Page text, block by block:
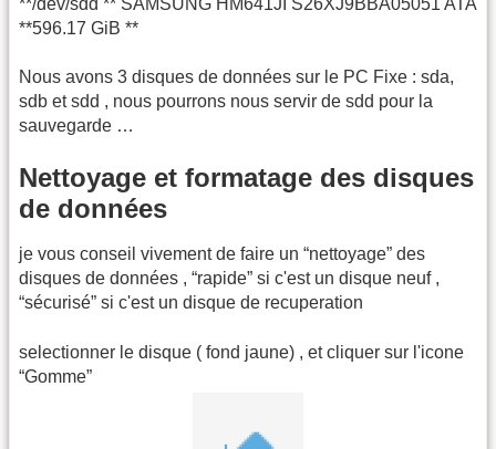
**596.17 GiB **
Nous avons 3 disques de données sur le PC Fixe : sda,
sdb et sdd , nous pourrons nous servir de sdd pour la
sauvegarde …
Nettoyage et formatage des disques
de données
je vous conseil vivement de faire un “nettoyage” des
disques de données , “rapide” si c'est un disque neuf ,
“sécurisé” si c'est un disque de recuperation
selectionner le disque ( fond jaune) , et cliquer sur l'icone
“Gomme”